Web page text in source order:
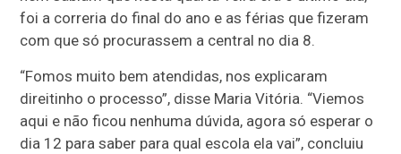
foi a correria do final do ano e as férias que fizeram
com que só procurassem a central no dia 8.
“Fomos muito bem atendidas, nos explicaram
direitinho o processo”, disse Maria Vitória. “Viemos
aqui e não ficou nenhuma dúvida, agora só esperar o
dia 12 para saber para qual escola ela vai”, concluiu